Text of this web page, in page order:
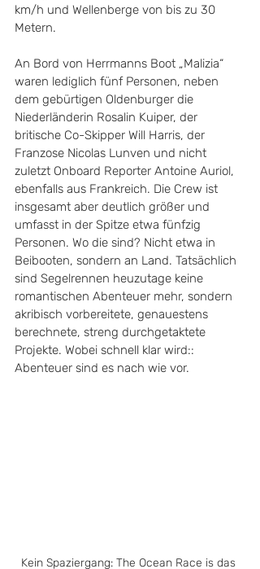
km/h und Wellenberge von bis zu 30
Metern.
An Bord von Herrmanns Boot „Malizia“
waren lediglich fünf Personen, neben
dem gebürtigen Oldenburger die
Niederländerin Rosalin Kuiper, der
britische Co-Skipper Will Harris, der
Franzose Nicolas Lunven und nicht
zuletzt Onboard Reporter Antoine Auriol,
ebenfalls aus Frankreich. Die Crew ist
insgesamt aber deutlich größer und
umfasst in der Spitze etwa fünfzig
Personen. Wo die sind? Nicht etwa in
Beibooten, sondern an Land. Tatsächlich
sind Segelrennen heuzutage keine
romantischen Abenteuer mehr, sondern
akribisch vorbereitete, genauestens
berechnete, streng durchgetaktete
Projekte. Wobei schnell klar wird::
Abenteuer sind es nach wie vor.
Kein Spaziergang: The Ocean Race is das